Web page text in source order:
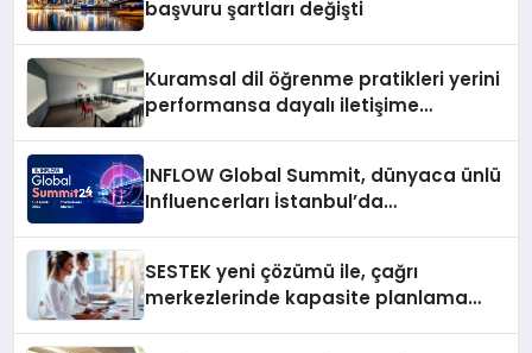
başvuru şartları değişti
Kuramsal dil öğrenme pratikleri yerini
performansa dayalı iletişime
INFLOW Global Summit, dünyaca ünlü
Influencerları İstanbul’da
SESTEK yeni çözümü ile, çağrı
merkezlerinde kapasite planlama